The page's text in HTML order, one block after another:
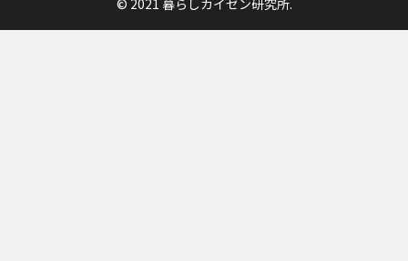
© 2021 暮らしカイゼン研究所.